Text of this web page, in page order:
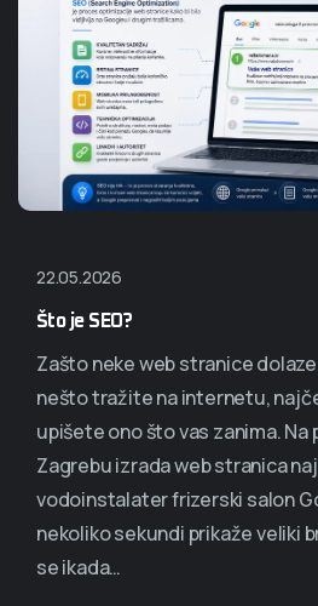
22.05.2026
Što je SEO?
Zašto neke web stranice
nešto tražite na internetu,
upišete ono što vas zanima.
Zagrebu izrada web stranica
vodoinstalater frizerski salon
nekoliko sekundi prikaže veliki
se ikada…